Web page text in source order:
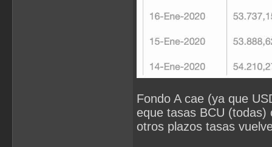
Fondo A cae (ya que
eque tasas BCU
otros plazos tasas